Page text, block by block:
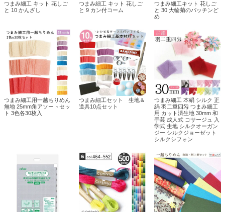
つまみ細工 キット 花しご
と 10 かんざし
つまみ細工 キット 花しご
と 9 カン付コーム
つまみ細工キット 花しご
と 30 大輪菊のパッチンど
め
つまみ細工用一越ちりめん
無地 25mm角アソートセッ
ト 3色各30枚入
つまみ細工セット 生地＆
道具10点セット
つまみ細工 本絹 シルク 正
絹 羽二重四匁 つまみ細工
用 カット済生地 30mm 和
手芸 成人式 コサージュ 入
学式 生地 シルクオーガン
ジー シルクジョーゼット
シルクシフォン